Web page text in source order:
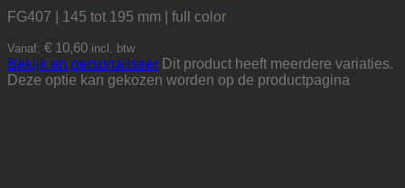
FG407 | 145 tot 195 mm | full color
Vanaf: € 10,60 incl. btw
Bekijk en personaliseer Dit product heeft meerdere variaties.
Deze optie kan gekozen worden op de productpagina